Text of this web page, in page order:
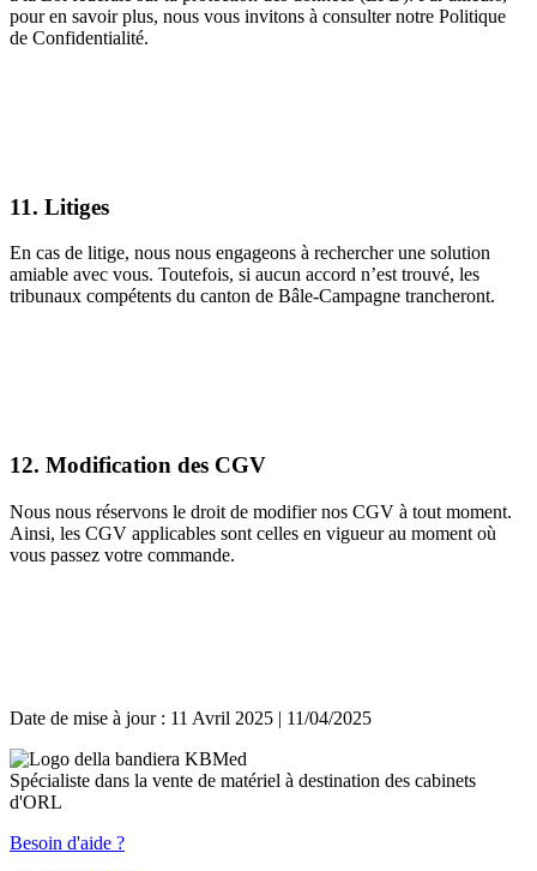
pour en savoir plus, nous vous invitons à consulter notre Politique
de Confidentialité.
11. Litiges
En cas de litige, nous nous engageons à rechercher une solution
amiable avec vous. Toutefois, si aucun accord n’est trouvé, les
tribunaux compétents du canton de Bâle-Campagne trancheront.
12. Modification des CGV
Nous nous réservons le droit de modifier nos CGV à tout moment.
Ainsi, les CGV applicables sont celles en vigueur au moment où
vous passez votre commande.
Date de mise à jour : 11 Avril 2025 | 11/04/2025
Spécialiste dans la vente de matériel à destination des cabinets
d'ORL
Besoin d'aide ?